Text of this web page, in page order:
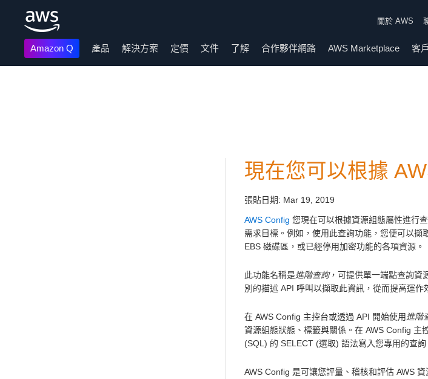
關於 AWS
Amazon Q 產品 解決方案 定價 文件 了解 合作夥伴網路 AWS Marketplace 客
現在您可以根據
張貼日期: Mar 19, 2019
AWS Config 您現在可以根據資源組態屬性進行
需求目標。例如，使用此查詢功能，您便可以
EBS 磁碟區，或已經停用加密功能的各項資源。
此功能名稱是進階查詢，可提供單一端點查詢資
別的描述 API 呼叫以擷取此資訊，從而提高運作
在 AWS Config 主控台或透過 API 開始使用進階
資源組態狀態、標籤與關係。在 AWS Config 主
(SQL) 的 SELECT (選取) 語法寫入您專用的查詢
AWS Config 是可讓您評量、稽核和評估 AWS